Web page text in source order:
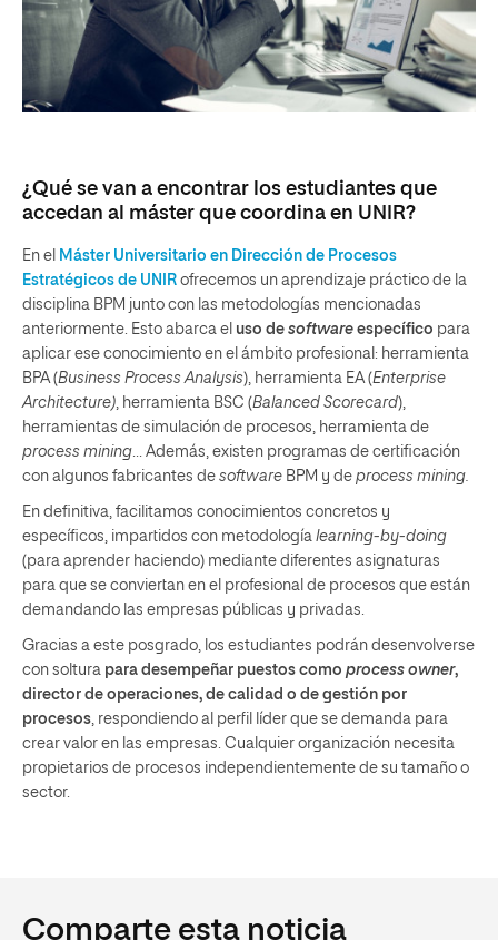
¿Qué se van a encontrar los estudiantes que
accedan al máster que coordina en UNIR?
En el Máster Universitario en Dirección de Procesos
Estratégicos de UNIR ofrecemos un aprendizaje práctico de la
disciplina BPM junto con las metodologías mencionadas
anteriormente. Esto abarca el uso de software específico para
aplicar ese conocimiento en el ámbito profesional: herramienta
BPA (Business Process Analysis), herramienta EA (Enterprise
Architecture) , herramienta BSC (Balanced Scorecard),
herramientas de simulación de procesos, herramienta de
process mining … Además, existen programas de certificación
con algunos fabricantes de software BPM y de process mining.
En definitiva, facilitamos conocimientos concretos y
específicos, impartidos con metodología learning-by-doing
(para aprender haciendo) mediante diferentes asignaturas
para que se conviertan en el profesional de procesos que están
demandando las empresas públicas y privadas.
Gracias a este posgrado, los estudiantes podrán desenvolverse
con soltura para desempeñar puestos como process owner,
director de operaciones, de calidad o de gestión por
procesos , respondiendo al perfil líder que se demanda para
crear valor en las empresas. Cualquier organización necesita
propietarios de procesos independientemente de su tamaño o
sector.
Comparte esta noticia